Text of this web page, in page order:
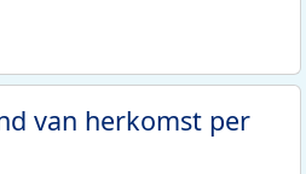
van herkomst per